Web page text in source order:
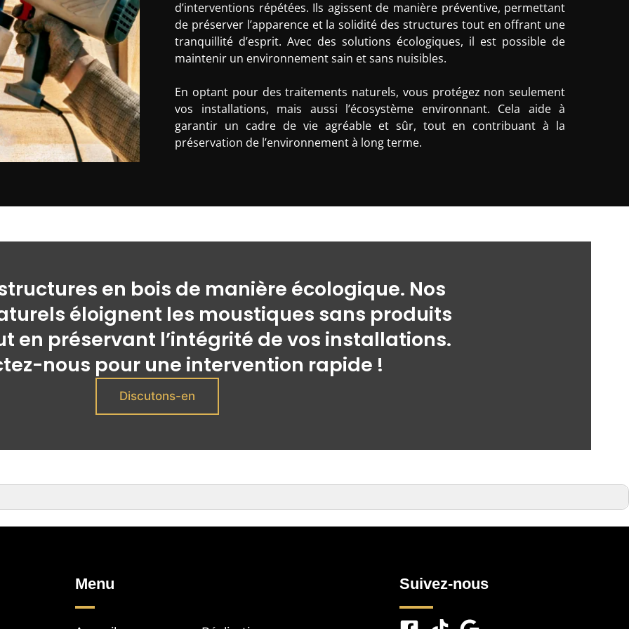
d’interventions répétées. Ils agissent de manière préventive, permettant
de préserver l’apparence et la solidité des structures tout en offrant une
tranquillité d’esprit. Avec des solutions écologiques, il est possible de
maintenir un environnement sain et sans nuisibles.
En optant pour des traitements naturels, vous protégez non seulement
vos installations, mais aussi l’écosystème environnant. Cela aide à
garantir un cadre de vie agréable et sûr, tout en contribuant à la
préservation de l’environnement à long terme.
en bois de manière écologique. Nos
éloignent les moustiques sans produits
en préservant l’intégrité de vos installations.
nous pour une intervention rapide !
Discutons-en
Menu Suivez-nous